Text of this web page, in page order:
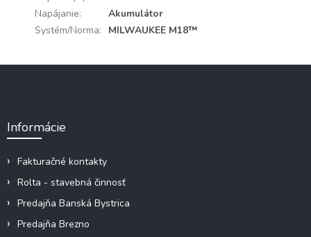
Napájanie:
Akumulátor
Systém/Norma: MILWAUKEE M18™
Informácie
Fakturačné kontakty
Rolta - stavebná činnosť
Predajňa Banská Bystrica
Predajňa Brezno